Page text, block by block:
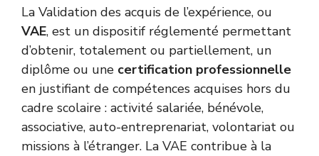
La Validation des acquis de l’expérience, ou
VAE, est un dispositif réglementé permettant
d’obtenir, totalement ou partiellement, un
diplôme ou une certification professionnelle
en justifiant de compétences acquises hors du
cadre scolaire : activité salariée, bénévole,
associative, auto-entreprenariat, volontariat ou
missions à l’étranger. La VAE contribue à la